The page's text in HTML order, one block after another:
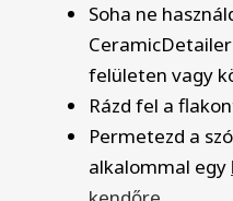
Soha ne
felületen vagy
Rázd fel a
Permetezd a
alkalommal egy